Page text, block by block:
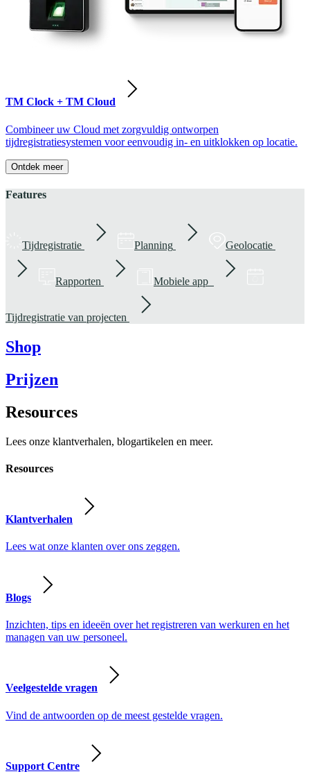
TM Clock + TM Cloud
Combineer uw Cloud met zorgvuldig ontworpen
tijdregistratiesystemen voor eenvoudig in- en uitklokken op locatie.
Ontdek meer
Features
Tijdregistratie Planning Geolocatie
Rapporten Mobiele app
Tijdregistratie van projecten
Shop
Prijzen
Resources
Lees onze klantverhalen, blogartikelen en meer.
Resources
Klantverhalen
Lees wat onze klanten over ons zeggen.
Blogs
Inzichten, tips en ideeën over het registreren van werkuren en het
managen van uw personeel.
Veelgestelde vragen
Vind de antwoorden op de meest gestelde vragen.
Support Centre